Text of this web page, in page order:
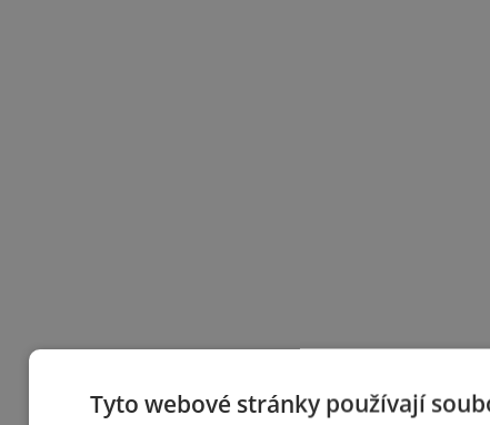
Tyto webové stránky používají